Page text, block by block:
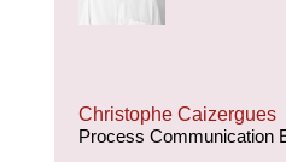
Christophe Caizergues
Process Communication